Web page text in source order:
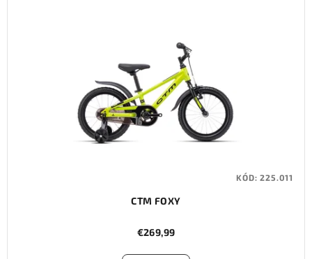
CTM FOXY
€269,99
KÓD:225.011